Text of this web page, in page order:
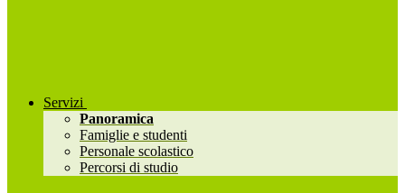
Servizi
Panoramica
Famiglie e studenti
Personale scolastico
Percorsi di studio